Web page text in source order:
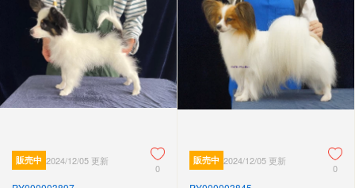
販売中 2024/12/05 更新
0
販売中 2024/12/05 更新
0